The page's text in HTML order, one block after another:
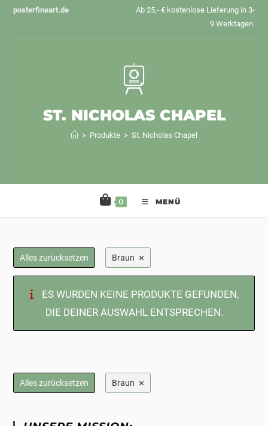
Zumposterfineart.de
Ab 25,- € kostenlose Lieferung in 3-
9 Werktagen.
ST. NICHOLAS CHAPEL
> Produkte > St. Nicholas Chapel
0 MENÜ
Alles zurücksetzen Braun ×
ES WURDEN KEINE PRODUKTE GEFUNDEN,
DIE DEINER AUSWAHL ENTSPRECHEN.
Alles zurücksetzen Braun ×